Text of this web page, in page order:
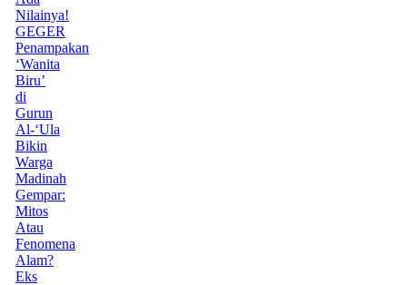
Nilainya!
GEGER
Penampakan
‘Wanita
Biru’
di
Gurun
Al-‘Ula
Bikin
Warga
Madinah
Gempar:
Mitos
Atau
Fenomena
Alam?
Eks